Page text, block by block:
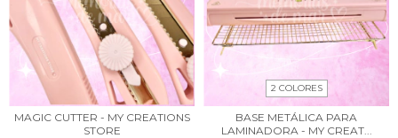
MAGIC CUTTER - MY CREATIONS
STORE
2 COLORES
BASE METÁLICA PARA
LAMINADORA - MY CREAT...